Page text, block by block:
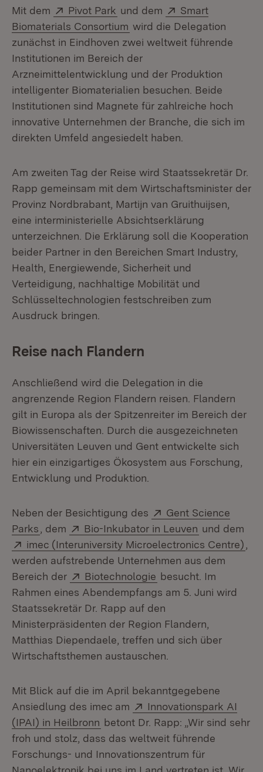
Mit dem Extern:
Pivot Park (Öffnet in neuem Fenster)
und dem Extern:
Smart
Biomaterials Consortium (Öffnet in neuem Fenster)
wird die Delegation
zunächst in Eindhoven zwei weltweit führende
Institutionen im Bereich der
Arzneimittelentwicklung und der Produktion
intelligenter Biomaterialien besuchen. Beide
Institutionen sind Magnete für zahlreiche hoch
innovative Unternehmen der Branche, die sich im
direkten Umfeld angesiedelt haben.
Am zweiten Tag der Reise wird Staatssekretär Dr.
Rapp gemeinsam mit dem Wirtschaftsminister der
Provinz Nordbrabant, Martijn van Gruithuijsen,
eine interministerielle Absichtserklärung
unterzeichnen. Die Erklärung soll die Kooperation
beider Partner in den Bereichen Smart Industry,
Health, Energiewende, Sicherheit und
Verteidigung, nachhaltige Mobilität und
Schlüsseltechnologien festschreiben zum
Ausdruck bringen.
Reise nach Flandern
Anschließend wird die Delegation in die
angrenzende Region Flandern reisen. Flandern
gilt in Europa als der Spitzenreiter im Bereich der
Biowissenschaften. Durch die ausgezeichneten
Universitäten Leuven und Gent entwickelte sich
hier ein einzigartiges Ökosystem aus Forschung,
Entwicklung und Produktion.
Neben der Besichtigung des Extern:
Gent Science
Parks (Öffnet in neuem Fenster)
, dem Extern:
Bio-Inkubator in Leuven (Öffnet in
und dem
Extern:
imec (Interuniversity Microelectronics Centre)
werden aufstrebende Unternehmen aus dem
Bereich der
Extern:
Biotechnologie (Öffnet in neuem
besucht. Im
Rahmen eines Abendempfangs am 5. Juni wird
Staatssekretär Dr. Rapp auf den
Ministerpräsidenten der Region Flandern,
Matthias Diependaele, treffen und sich über
Wirtschaftsthemen austauschen.
Mit Blick auf die im April bekanntgegebene
Ansiedlung des imec am
Extern:
Innovationspark AI
(IPAI) in Heilbronn (Öffnet in neuem Fenster)
betont Dr. Rapp: „Wir sind sehr
froh und stolz, dass das weltweit führende
Forschungs- und Innovationszentrum für